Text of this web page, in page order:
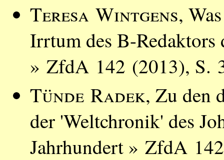
Teresa Wintgens,
Irrtum des B-
» ZfdA 142 (2013), S.
Tünde Radek, Zu den
der 'Welt­chronik' des
Jahrhundert » ZfdA